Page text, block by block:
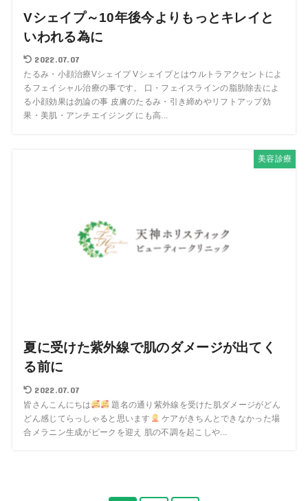
Vシェイプ～10年後今よりもっとキレイと
いわれる為に
2022.07.07
たるみ・小顔治療Vシェイプ Vシェイプとはウルトラアクセントによ
るフェイシャル治療の事です。 口・フェイスラインの脂肪除去によ
る小顔効果は勿論の事 皮膚のたるみ・引き締めやリフトアップ効
果・美肌・アンチエイジング にも高...
美容診療
夏に受けた紫外線で肌のダメージが出てく
る前に
2022.07.07
皆さんこんにちは
題名の通り紫外線を受けた肌ダメージがどん
どん感じてらっしゃると思います
ケアがきちんとできなかった場
合メラニン生成がピークを迎え 肌の不調を起こしや...